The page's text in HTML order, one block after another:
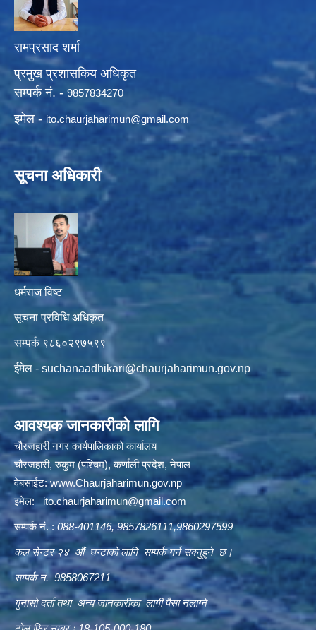
रामप्रसाद शर्मा
प्रमुख प्रशासकिय अधिकृत
सम्पर्क नं. - 9857834270
इमेल - ito.chaurjaharimun@gmail.com
सूचना अधिकारी
धर्मराज विष्ट
सूचना प्रविधि अधिकृत
सम्पर्क ९८६०२९७५९९
ईमेल - suchanaadhikari@chaurjaharimun.gov.np
आवश्यक जानकारीको लागि
चौरजहारी नगर कार्यपालिकाको कार्यालय
चौरजहारी, रुकुम (पश्चिम), कर्णाली प्रदेश, नेपाल
वेबसाईट:www.Chaurjaharimun.gov.np
इमेल:ito.chaurjaharimun@gmail.com
सम्पर्क नं. : 088-401146, 9857826111,9860297599
कल सेन्टर २४ औं घन्टाको लागि सम्पर्क गर्न सक्नुहुने छ।
सम्पर्क नं. 9858067211
गुनासो दर्ता तथा अन्य जानकारीका लागी पैसा नलाग्ने